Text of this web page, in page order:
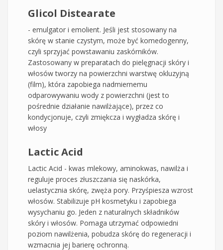
Glicol Distearate
- emulgator i emolient. Jeśli jest stosowany na
skórę w stanie czystym, może być komedogenny,
czyli sprzyjać powstawaniu zaskórników.
Zastosowany w preparatach do pielęgnacji skóry i
włosów tworzy na powierzchni warstwę okluzyjną
(film), która zapobiega nadmiernemu
odparowywaniu wody z powierzchni (jest to
pośrednie działanie nawilżające), przez co
kondycjonuje, czyli zmiękcza i wygładza skórę i
włosy
Lactic Acid
Lactic Acid - kwas mlekowy, aminokwas, nawilża i
reguluje proces złuszczania się naskórka,
uelastycznia skórę, zwęża pory. Przyśpiesza wzrost
włosów. Stabilizuje pH kosmetyku i zapobiega
wysychaniu go. Jeden z naturalnych składników
skóry i włosów. Pomaga utrzymać odpowiedni
poziom nawilżenia, pobudza skórę do regeneracji i
wzmacnia jej barierę ochronną.